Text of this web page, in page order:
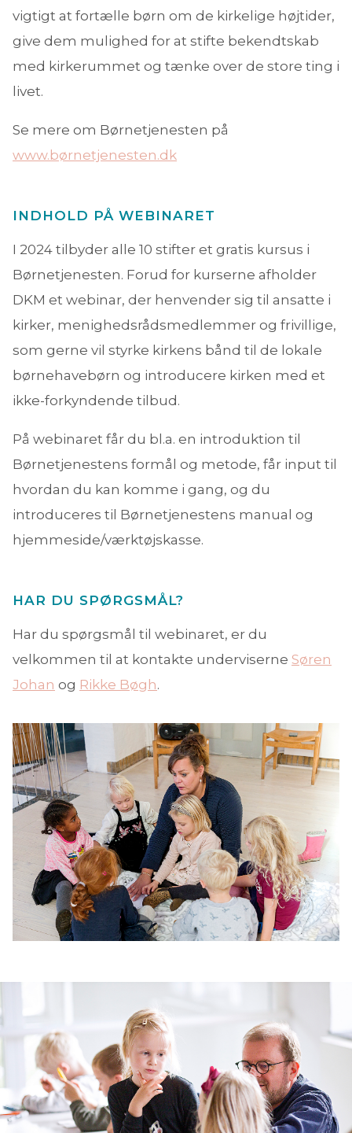
vigtigt at fortælle børn om de kirkelige højtider,
give dem mulighed for at stifte bekendtskab
med kirkerummet og tænke over de store ting i
livet.
Se mere om Børnetjenesten på
www.børnetjenesten.dk
INDHOLD PÅ WEBINARET
I 2024 tilbyder alle 10 stifter et gratis kursus i
Børnetjenesten. Forud for kurserne afholder
DKM et webinar, der henvender sig til ansatte i
kirker, menighedsrådsmedlemmer og frivillige,
som gerne vil styrke kirkens bånd til de lokale
børnehavebørn og introducere kirken med et
ikke-forkyndende tilbud.
På webinaret får du bl.a. en introduktion til
Børnetjenestens formål og metode, får input til
hvordan du kan komme i gang, og du
introduceres til Børnetjenestens manual og
hjemmeside/værktøjskasse.
HAR DU SPØRGSMÅL?
Har du spørgsmål til webinaret, er du
velkommen til at kontakte underviserne Søren
Johan og Rikke Bøgh.